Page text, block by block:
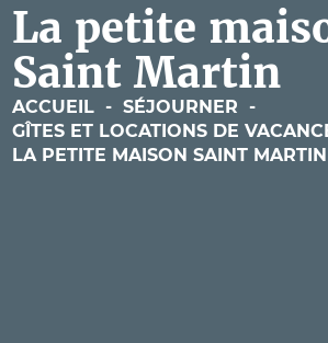
La petite
Saint Martin
ACCUEIL - SÉJOURNER -
GÎTES ET LOCATIONS DE
LA PETITE MAISON SAINT MARTIN